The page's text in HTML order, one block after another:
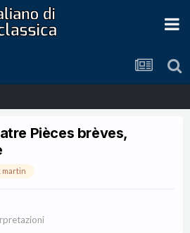
Pièces brèves,
martin